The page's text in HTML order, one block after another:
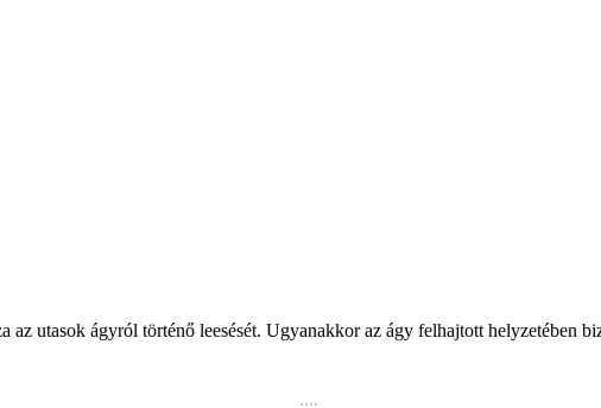
utasok ágyról történő leesését. Ugyanakkor az ágy felhajtott helyzetében